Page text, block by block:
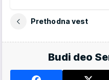
Prethodna vest
Budi deo